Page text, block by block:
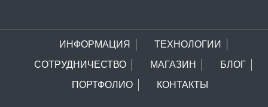
ИНФОРМАЦИЯ
ТЕХНОЛОГИИ
СОТРУДНИЧЕСТВО
МАГАЗИН
БЛОГ
ПОРТФОЛИО
КОНТАКТЫ